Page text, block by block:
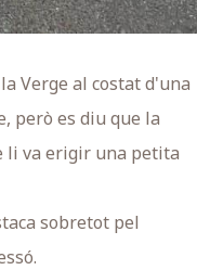
Verge al costat d'una
però es diu que la
li va erigir una petita
sobretot pel